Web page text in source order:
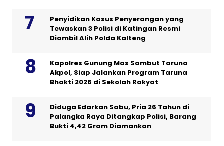
Penyidikan Kasus Penyerangan yang
Tewaskan 3 Polisi di Katingan Resmi
Diambil Alih Polda Kalteng
Kapolres Gunung Mas Sambut Taruna
Akpol, Siap Jalankan Program Taruna
Bhakti 2026 di Sekolah Rakyat
Diduga Edarkan Sabu, Pria 26 Tahun di
Palangka Raya Ditangkap Polisi, Barang
Bukti 4,42 Gram Diamankan